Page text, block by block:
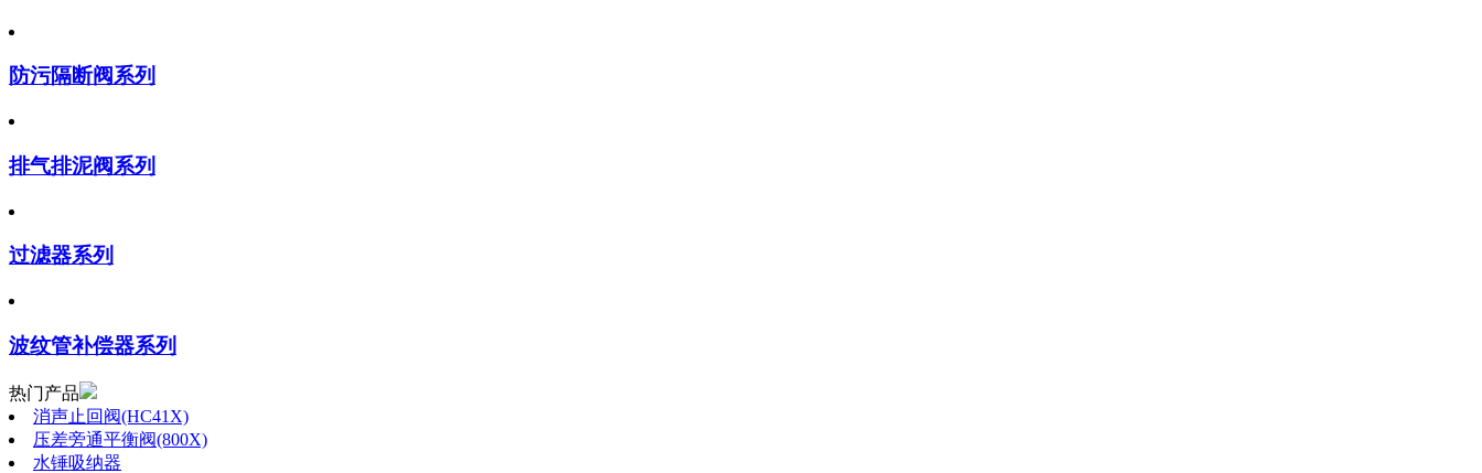
防污隔断阀系列
排气排泥阀系列
过滤器系列
波纹管补偿器系列
热门产品
消声止回阀(HC41X)
压差旁通平衡阀(800X)
水锤吸纳器